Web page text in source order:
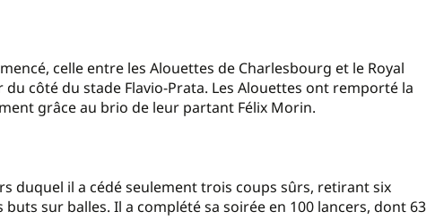
celle entre les Alouettes de Charlesbourg et le Royal
côté du stade Flavio-Prata. Les Alouettes ont remporté la
grâce au brio de leur partant Félix Morin.
duquel il a cédé seulement trois coups sûrs, retirant six
sur balles. Il a complété sa soirée en 100 lancers, dont 63